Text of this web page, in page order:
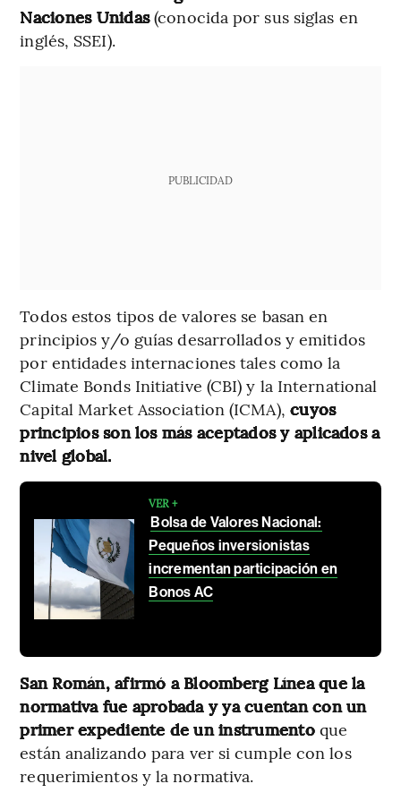
Naciones Unidas(conocida por sus siglas en
inglés, SSEI).
PUBLICIDAD
Todos estos tipos de valores se basan en
principios y/o guías desarrollados y emitidos
por entidades internaciones tales como la
Climate Bonds Initiative (CBI) y la International
Capital Market Association (ICMA), cuyos
principios son los más aceptados y aplicados a
nivel global.
VER +
Bolsa de Valores Nacional:
Pequeños inversionistas
incrementan participación en
Bonos AC
San Román, afirmó a Bloomberg Línea que la
normativa fue aprobada y ya cuentan con un
primer expediente de un instrumentoque
están analizando para ver si cumple con los
requerimientos y la normativa.